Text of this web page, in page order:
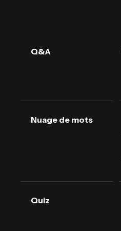
Q&A
Nuage de mots
Quiz